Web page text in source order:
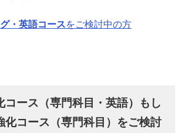
・英語コースをご検討中の方
ース（専門科目・英語）もし
化コース（専門科目）をご検討